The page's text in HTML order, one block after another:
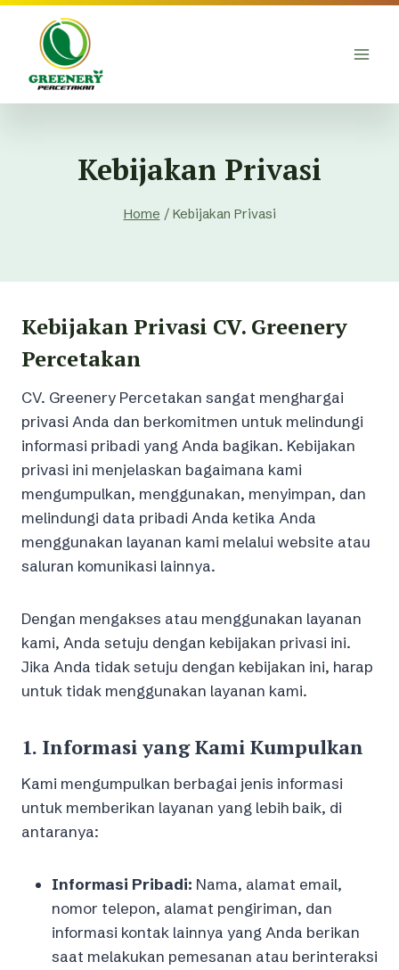
Skip
content
Kebijakan Privasi
Home / Kebijakan Privasi
Kebijakan Privasi CV. Greenery
Percetakan
CV. Greenery Percetakan sangat menghargai
privasi Anda dan berkomitmen untuk melindungi
informasi pribadi yang Anda bagikan. Kebijakan
privasi ini menjelaskan bagaimana kami
mengumpulkan, menggunakan, menyimpan, dan
melindungi data pribadi Anda ketika Anda
menggunakan layanan kami melalui website atau
saluran komunikasi lainnya.
Dengan mengakses atau menggunakan layanan
kami, Anda setuju dengan kebijakan privasi ini.
Jika Anda tidak setuju dengan kebijakan ini, harap
untuk tidak menggunakan layanan kami.
1. Informasi yang Kami Kumpulkan
Kami mengumpulkan berbagai jenis informasi
untuk memberikan layanan yang lebih baik, di
antaranya:
Informasi Pribadi: Nama, alamat email,
nomor telepon, alamat pengiriman, dan
informasi kontak lainnya yang Anda berikan
saat melakukan pemesanan atau berinteraksi